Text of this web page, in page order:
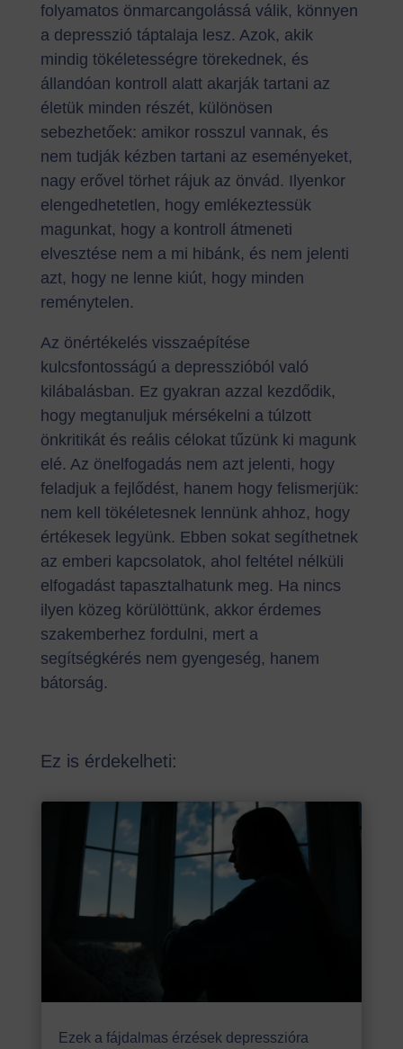
folyamatos önmarcangolássá válik, könnyen
a depresszió táptalaja lesz. Azok, akik
mindig tökéletességre törekednek, és
állandóan kontroll alatt akarják tartani az
életük minden részét, különösen
sebezhetőek: amikor rosszul vannak, és
nem tudják kézben tartani az eseményeket,
nagy erővel törhet rájuk az önvád. Ilyenkor
elengedhetetlen, hogy emlékeztessük
magunkat, hogy a kontroll átmeneti
elvesztése nem a mi hibánk, és nem jelenti
azt, hogy ne lenne kiút, hogy minden
reménytelen.
Az önértékelés visszaépítése
kulcsfontosságú a depresszióból való
kilábalásban. Ez gyakran azzal kezdődik,
hogy megtanuljuk mérsékelni a túlzott
önkritikát és reális célokat tűzünk ki magunk
elé. Az önelfogadás nem azt jelenti, hogy
feladjuk a fejlődést, hanem hogy felismerjük:
nem kell tökéletesnek lennünk ahhoz, hogy
értékesek legyünk. Ebben sokat segíthetnek
az emberi kapcsolatok, ahol feltétel nélküli
elfogadást tapasztalhatunk meg. Ha nincs
ilyen közeg körülöttünk, akkor érdemes
szakemberhez fordulni, mert a
segítségkérés nem gyengeség, hanem
bátorság.
Ez is érdekelheti:
Ezek a fájdalmas érzések depresszióra